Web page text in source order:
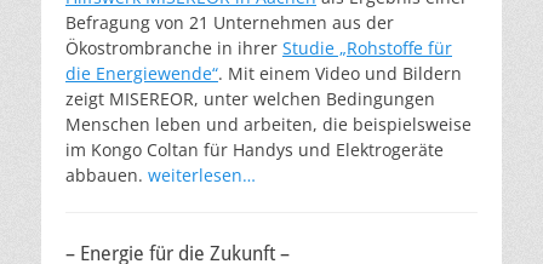
Befragung von 21 Unternehmen aus der
Ökostrombranche in ihrer Studie „Rohstoffe für
die Energiewende“. Mit einem Video und Bildern
zeigt MISEREOR, unter welchen Bedingungen
Menschen leben und arbeiten, die beispielsweise
im Kongo Coltan für Handys und Elektrogeräte
abbauen. weiterlesen…
– Energie für die Zukunft –